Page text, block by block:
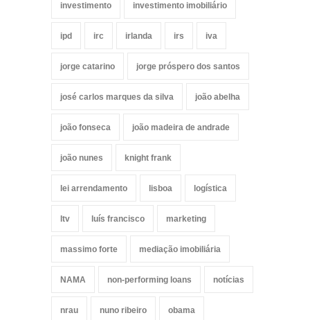
investimento investimento imobiliário
ipd irc irlanda irs iva
jorge catarino jorge próspero dos santos
josé carlos marques da silva joão abelha
joão fonseca joão madeira de andrade
joão nunes knight frank
lei arrendamento lisboa logística
ltv luís francisco marketing
massimo forte mediação imobiliária
NAMA non-performing loans notícias
nrau nuno ribeiro obama